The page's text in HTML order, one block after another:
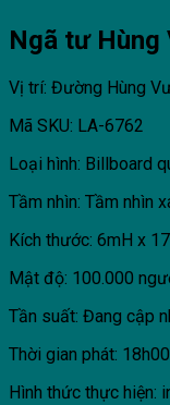
Ngã tư Hùng
Vị trí: Đường Hùng
Mã SKU: LA-6762
Loại hình: Billboard
Tầm nhìn: Tầm nhìn
Kích thước: 6mH x
Mật độ: 100.000
Tần suất: Đang cập
Thời gian phát:
Hình thức thực hiện: